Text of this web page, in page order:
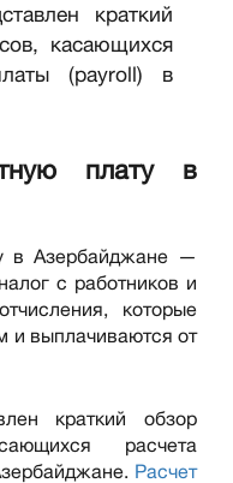
краткий
касающихся
(payroll) в
плату в
в Азербайджане —
с работников и
которые
и выплачиваются от
краткий обзор
расчета
Расчет